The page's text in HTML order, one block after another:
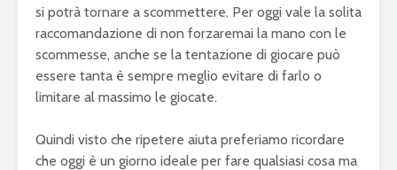
si potrà tornare a scommettere. Per oggi vale la solita
raccomandazione di non forzaremai la mano con le
scommesse, anche se la tentazione di giocare può
essere tanta è sempre meglio evitare di farlo o
limitare al massimo le giocate.
Quindi visto che ripetere aiuta preferiamo ricordare
che oggi è un giorno ideale per fare qualsiasi cosa ma